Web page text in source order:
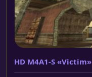
HD M4A1-S «Victim»